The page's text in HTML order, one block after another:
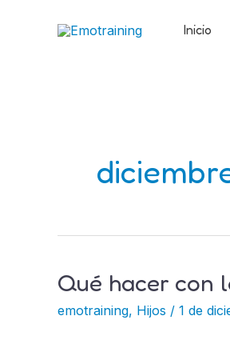
Inicio
Qué hacer con
emotraining, Hijos / 1 de
Qué